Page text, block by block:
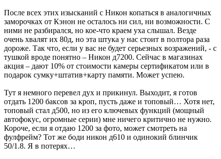
После всех этих изысканий с Никон копаться в аналогичных
заморочках от Кэнон не осталось ни сил, ни возможности. С
ними не разбирался, но кое-что краем уха слышал. Везде
очень хвалят их 80д, но эта штука у нас стоит в полтора раза
дороже. Так что, если у вас не будет серьезных возражений, - с
тушкой вроде понятно – Никон д7200. Сейчас в магазинах
акция – дают 10% от стоимости камеры сертификатом или в
подарок сумку+штатив+карту памяти. Может успею.
Тут я немного перевел дух и прикинул. Выходит, я готов
отдать 1200 баксов за кроп, пусть даже и топовый… Хотя нет,
топовый стал д500, но из его ключевых функций (мощный
автофокус, огромные серии) мне ничего критично не нужно.
Короче, если я отдаю 1200 за фото, может смотреть на
фулфрейм? Тот же боди никон д610 и одинокий блинчик
50/1.8. Я в потерях…